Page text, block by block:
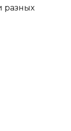
разных